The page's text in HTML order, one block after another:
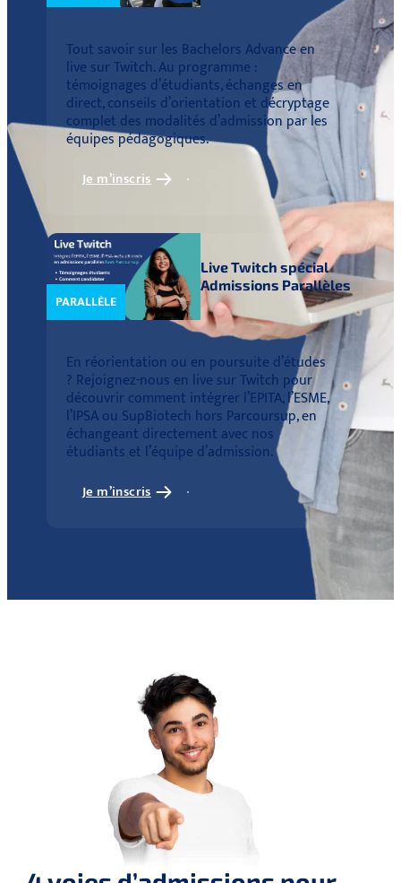
Tout savoir sur les Bachelors Advance en
live sur Twitch. Au programme :
témoignages d’étudiants, échanges en
direct, conseils d’orientation et décryptage
complet des modalités d’admission par les
équipes pédagogiques.
Je m’inscris
PARALLÈLE
Live Twitch spécial
Admissions Parallèles
En réorientation ou en poursuite d’études
? Rejoignez-nous en live sur Twitch pour
découvrir comment intégrer l’EPITA, l’ESME,
l’IPSA ou SupBiotech hors Parcoursup, en
échangeant directement avec nos
étudiants et l’équipe d’admission.
Je m’inscris